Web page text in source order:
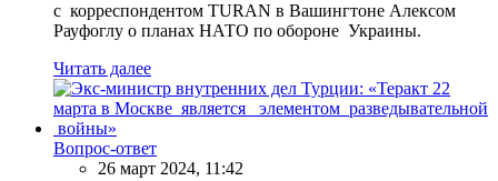
с корреспондентом TURAN в Вашингтоне Алексом
Рауфоглу о планах НАТО по обороне Украины.
Читать далее
Вопрос-ответ
26 март 2024, 11:42